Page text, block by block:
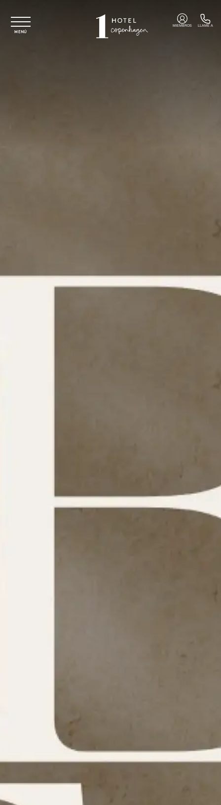
MENÚ
MIEMBROS LLAME A